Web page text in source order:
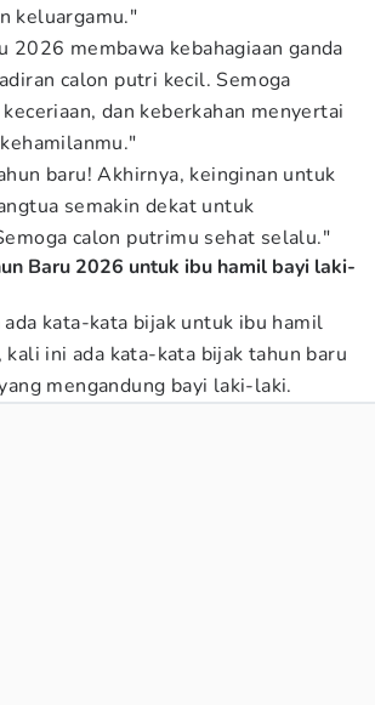
keluargamu."
2026 membawa kebahagiaan ganda
calon putri kecil. Semoga
dan keberkahan menyertai
baru! Akhirnya, keinginan untuk
semakin dekat untuk
calon putrimu sehat selalu."
Baru 2026 untuk ibu hamil bayi laki-
ada kata-kata bijak untuk ibu hamil
kali ini ada kata-kata bijak tahun baru
mengandung bayi laki-laki.